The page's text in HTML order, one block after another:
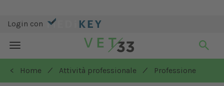
Login con
Toggle
navigation
< Home
/ Attività professionale / Professione